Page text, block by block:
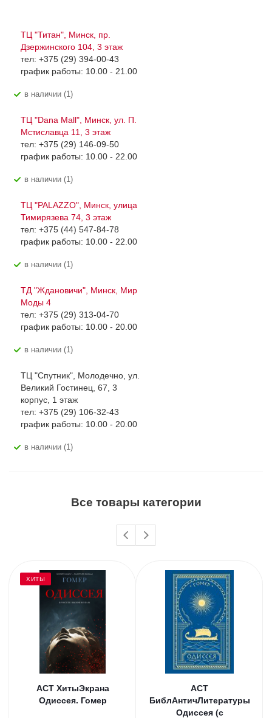
ТЦ "Титан", Минск, пр.
Дзержинского 104, 3 этаж
тел: +375 (29) 394-00-43
график работы: 10.00 - 21.00
В наличии (1)
ТЦ "Dana Mall", Минск, ул. П.
Мстиславца 11, 3 этаж
тел: +375 (29) 146-09-50
график работы: 10.00 - 22.00
В наличии (1)
ТЦ "PALAZZO", Минск, улица
Тимирязева 74, 3 этаж
тел: +375 (44) 547-84-78
график работы: 10.00 - 22.00
В наличии (1)
ТД "Ждановичи", Минск, Мир
Моды 4
тел: +375 (29) 313-04-70
график работы: 10.00 - 20.00
В наличии (1)
ТЦ "Спутник", Молодечно, ул.
Великий Гостинец, 67, 3
корпус, 1 этаж
тел: +375 (29) 106-32-43
график работы: 10.00 - 20.00
В наличии (1)
Все товары категории
ХИТЫ
АСТ ХитыЭкрана
Одиссея. Гомер
АСТ
БиблАнтичЛитературы
Одиссея (с